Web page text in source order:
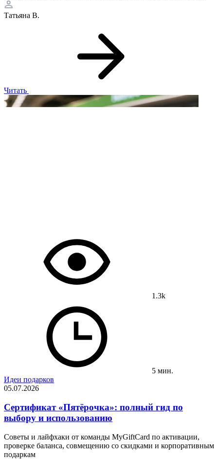
Татьяна В.
Читать
1.3k
5 мин.
Идеи подарков
05.07.2026
Сертификат «Пятёрочка»: полный гид по
выбору и использованию
Советы и лайфхаки от команды MyGiftCard по активации,
проверке баланса, совмещению со скидками и корпоративным
подаркам